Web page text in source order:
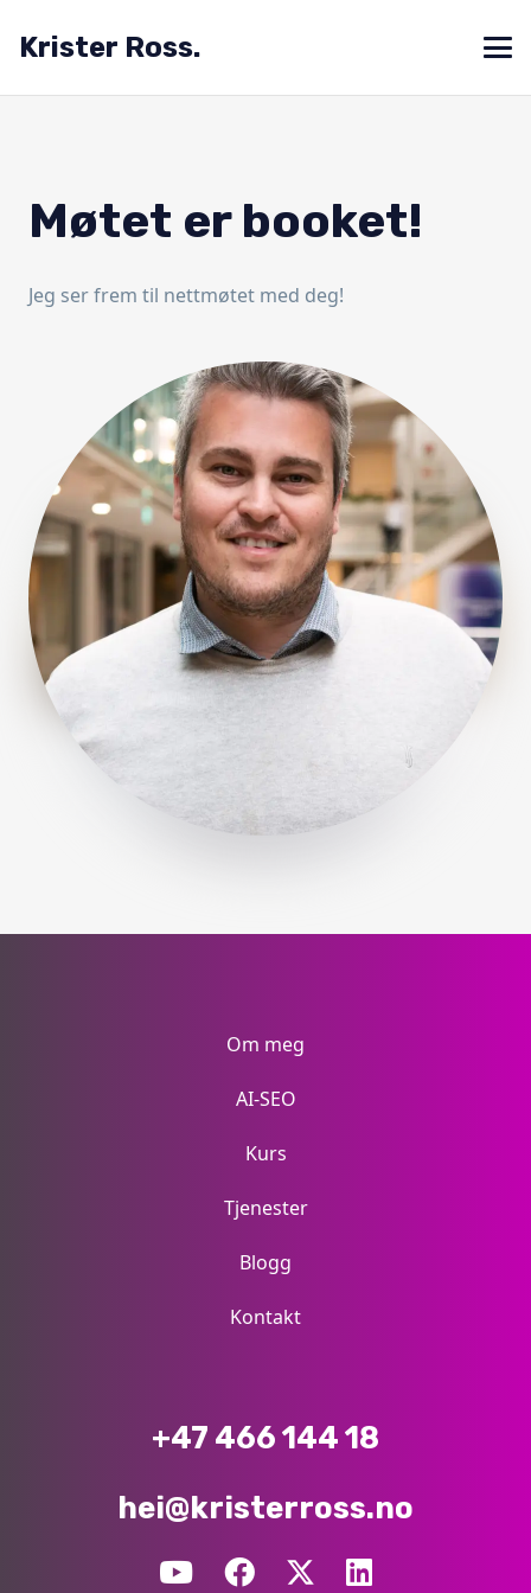
Krister Ross.
Møtet er booket!
Jeg ser frem til nettmøtet med deg!
Om meg
AI-SEO
Kurs
Tjenester
Blogg
Kontakt
+47 466 144 18
hei@kristerross.no